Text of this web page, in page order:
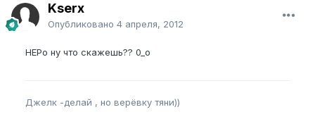
Kserx
Опубликовано 4 апреля, 2012
НЕРо ну что скажешь?? 0_o
Джелк -делай , но верёвку тяни))